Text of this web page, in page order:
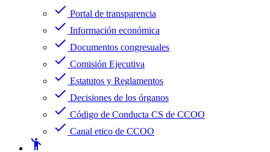
check Portal de transparencia
check Información económica
check Documentos congresuales
check Comisión Ejecutiva
check Estatutos y Reglamentos
check Decisiones de los órganos
check Código de Conducta CS de CCOO
check Canal etico de CCOO
emoji_people